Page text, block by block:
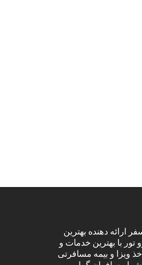
ارائه دهنده بهترین
تور با بهترین خدمات و
ویزا و بیمه مسافرتی